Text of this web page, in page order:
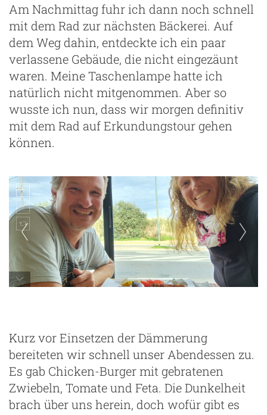
Am Nachmittag fuhr ich dann noch schnell
mit dem Rad zur nächsten Bäckerei. Auf
dem Weg dahin, entdeckte ich ein paar
verlassene Gebäude, die nicht eingezäunt
waren. Meine Taschenlampe hatte ich
natürlich nicht mitgenommen. Aber so
wusste ich nun, dass wir morgen definitiv
mit dem Rad auf Erkundungstour gehen
können.
Kurz vor Einsetzen der Dämmerung
bereiteten wir schnell unser Abendessen zu.
Es gab Chicken-Burger mit gebratenen
Zwiebeln, Tomate und Feta. Die Dunkelheit
brach über uns herein, doch wofür gibt es